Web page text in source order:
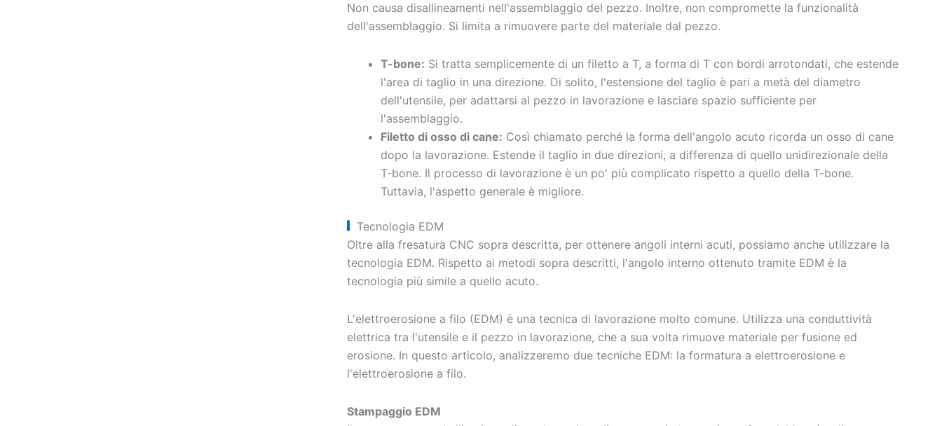
Non causa disallineamenti nell'assemblaggio del pezzo. Inoltre, non compromette la funzionalità
dell'assemblaggio. Si limita a rimuovere parte del materiale dal pezzo.
T-bone: Si tratta semplicemente di un filetto a T, a forma di T con bordi arrotondati, che estende
l'area di taglio in una direzione. Di solito, l'estensione del taglio è pari a metà del diametro
dell'utensile, per adattarsi al pezzo in lavorazione e lasciare spazio sufficiente per
l'assemblaggio.
Filetto di osso di cane: Così chiamato perché la forma dell'angolo acuto ricorda un osso di cane
dopo la lavorazione. Estende il taglio in due direzioni, a differenza di quello unidirezionale della
T-bone. Il processo di lavorazione è un po' più complicato rispetto a quello della T-bone.
Tuttavia, l'aspetto generale è migliore.
Tecnologia EDM
Oltre alla fresatura CNC sopra descritta, per ottenere angoli interni acuti, possiamo anche utilizzare la
tecnologia EDM. Rispetto ai metodi sopra descritti, l'angolo interno ottenuto tramite EDM è la
tecnologia più simile a quello acuto.
L'elettroerosione a filo (EDM) è una tecnica di lavorazione molto comune. Utilizza una conduttività
elettrica tra l'utensile e il pezzo in lavorazione, che a sua volta rimuove materiale per fusione ed
erosione. In questo articolo, analizzeremo due tecniche EDM: la formatura a elettroerosione e
l'elettroerosione a filo.
Stampaggio EDM